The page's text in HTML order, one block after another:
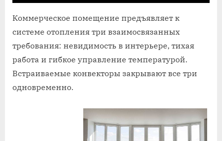
Коммерческое помещение предъявляет к
системе отопления три взаимосвязанных
требования: невидимость в интерьере, тихая
работа и гибкое управление температурой.
Встраиваемые конвекторы закрывают все три
одновременно.